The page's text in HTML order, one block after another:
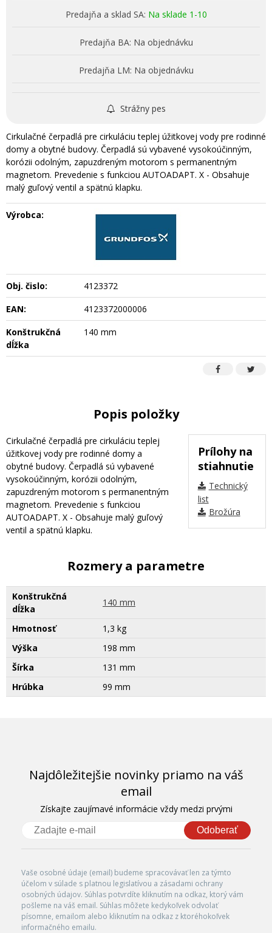
Predajňa a sklad SA: Na sklade 1-10
Predajňa BA: Na objednávku
Predajňa LM: Na objednávku
Strážny pes
Cirkulačné čerpadlá pre cirkuláciu teplej úžitkovej vody pre rodinné
domy a obytné budovy. Čerpadlá sú vybavené vysokoúčinným,
korózii odolným, zapuzdreným motorom s permanentným
magnetom. Prevedenie s funkciou AUTOADAPT. X - Obsahuje
malý guľový ventil a spätnú klapku.
Výrobca:
Obj. čislo:
4123372
EAN:
4123372000006
Konštrukčná
dĺžka
140 mm
Popis položky
Prílohy na
stiahnutie
Technický
list
Brožúra
Cirkulačné čerpadlá pre cirkuláciu teplej
úžitkovej vody pre rodinné domy a
obytné budovy. Čerpadlá sú vybavené
vysokoúčinným, korózii odolným,
zapuzdreným motorom s permanentným
magnetom. Prevedenie s funkciou
AUTOADAPT. X - Obsahuje malý guľový
ventil a spätnú klapku.
Rozmery a parametre
Konštrukčná
dĺžka
140 mm
Hmotnosť
1,3 kg
Výška
198 mm
Šírka
131 mm
Hrúbka
99 mm
Najdôležitejšie novinky priamo na váš
email
Získajte zaujímavé informácie vždy medzi prvými
Odoberať
Vaše osobné údaje (email) budeme spracovávať len za týmto
účelom v súlade s platnou legislatívou a zásadami ochrany
osobných údajov. Súhlas potvrdíte kliknutím na odkaz, ktorý vám
pošleme na váš email. Súhlas môžete kedykoľvek odvolať
písomne, emailom alebo kliknutím na odkaz z ktoréhokoľvek
informačného emailu.